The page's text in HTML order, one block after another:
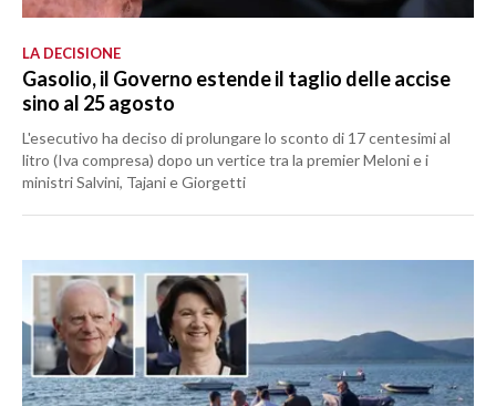
LA DECISIONE
Gasolio, il Governo estende il taglio delle accise
sino al 25 agosto
L'esecutivo ha deciso di prolungare lo sconto di 17 centesimi al
litro (Iva compresa) dopo un vertice tra la premier Meloni e i
ministri Salvini, Tajani e Giorgetti